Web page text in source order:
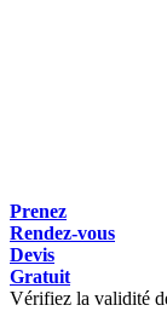
Prenez
Rendez-vous
Devis
Gratuit
Vérifiez la validité